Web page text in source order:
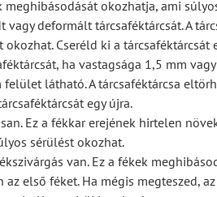
meghibásodását okozhatja, ami
vagy deformált tárcsaféktárcsát. A
Cseréld ki a tárcsaféktárcsát
ha vastagsága 1,5 mm
látható. A tárcsaféktárcsa
egy újra.
Ez a fékkar erejének hirtelen
sérülést okozhat.
van. Ez a fékek
az első féket. Ha mégis megteszed,